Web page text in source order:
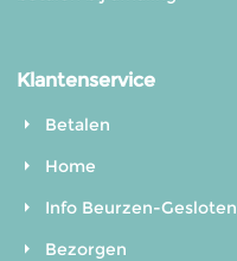
Klantenservice
Betalen
Home
Info Beurzen-Gesloten
Bezorgen